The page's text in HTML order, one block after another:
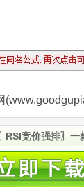
RSI竞价强排〗